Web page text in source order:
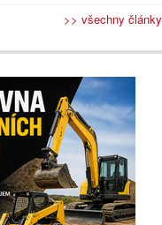
>> všechny články